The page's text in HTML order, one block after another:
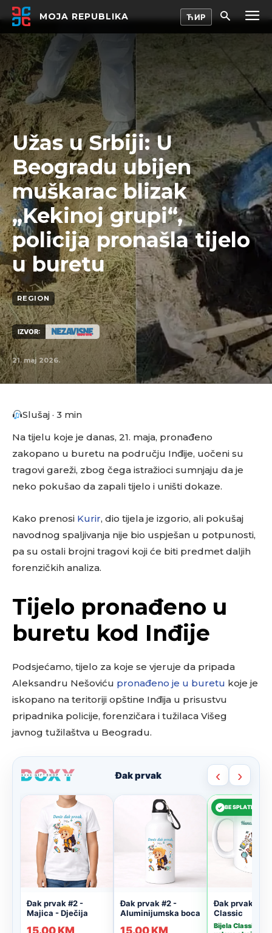
MOJA REPUBLIKA
Užas u Srbiji: U
Beogradu ubijen
muškarac blizak
„Kekinoj grupi“,
policija pronašla tijelo
u buretu
REGION
IZVOR:
21. maj 2026.
Slušaj · 3 min
Na tijelu koje je danas, 21. maja, pronađeno
zakopano u buretu na području Inđije, uočeni su
tragovi gareži, zbog čega istražioci sumnjaju da je
neko pokušao da zapali tijelo i uništi dokaze.
Kako prenosi Kurir, dio tijela je izgorio, ali pokušaj
navodnog spaljivanja nije bio uspješan u potpunosti,
pa su ostali brojni tragovi koji će biti predmet daljih
forenzičkih analiza.
Tijelo pronađeno u
buretu kod Inđije
Podsjećamo, tijelo za koje se vjeruje da pripada
Aleksandru Nešoviću pronađeno je u buretu koje je
iskopano na teritoriji opštine Inđija u prisustvu
pripadnika policije, forenzičara i tužilaca Višeg
javnog tužilaštva u Beogradu.